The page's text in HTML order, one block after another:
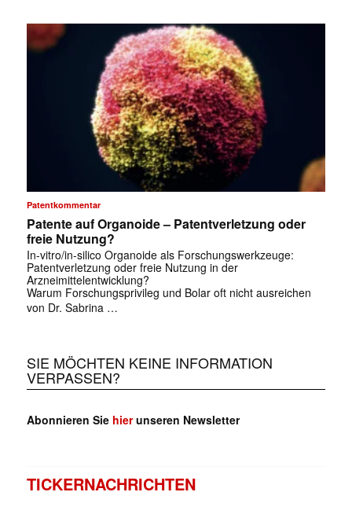
Patentkommentar
Patente auf Organoide – Patentverletzung oder
freie Nutzung?
In-vitro/in-silico Organoide als Forschungswerkzeuge:
Patentverletzung oder freie Nutzung in der
Arzneimittelentwicklung?
Warum Forschungsprivileg und Bolar oft nicht ausreichen
von Dr. Sabrina …
SIE MÖCHTEN KEINE INFORMATION
VERPASSEN?
Abonnieren Sie hierunseren Newsletter
TICKERNACHRICHTEN